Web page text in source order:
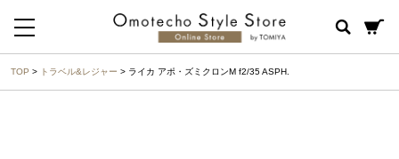
TOP > トラベル&レジャー > ライカ アポ・ズミクロンM f2/35 ASPH.